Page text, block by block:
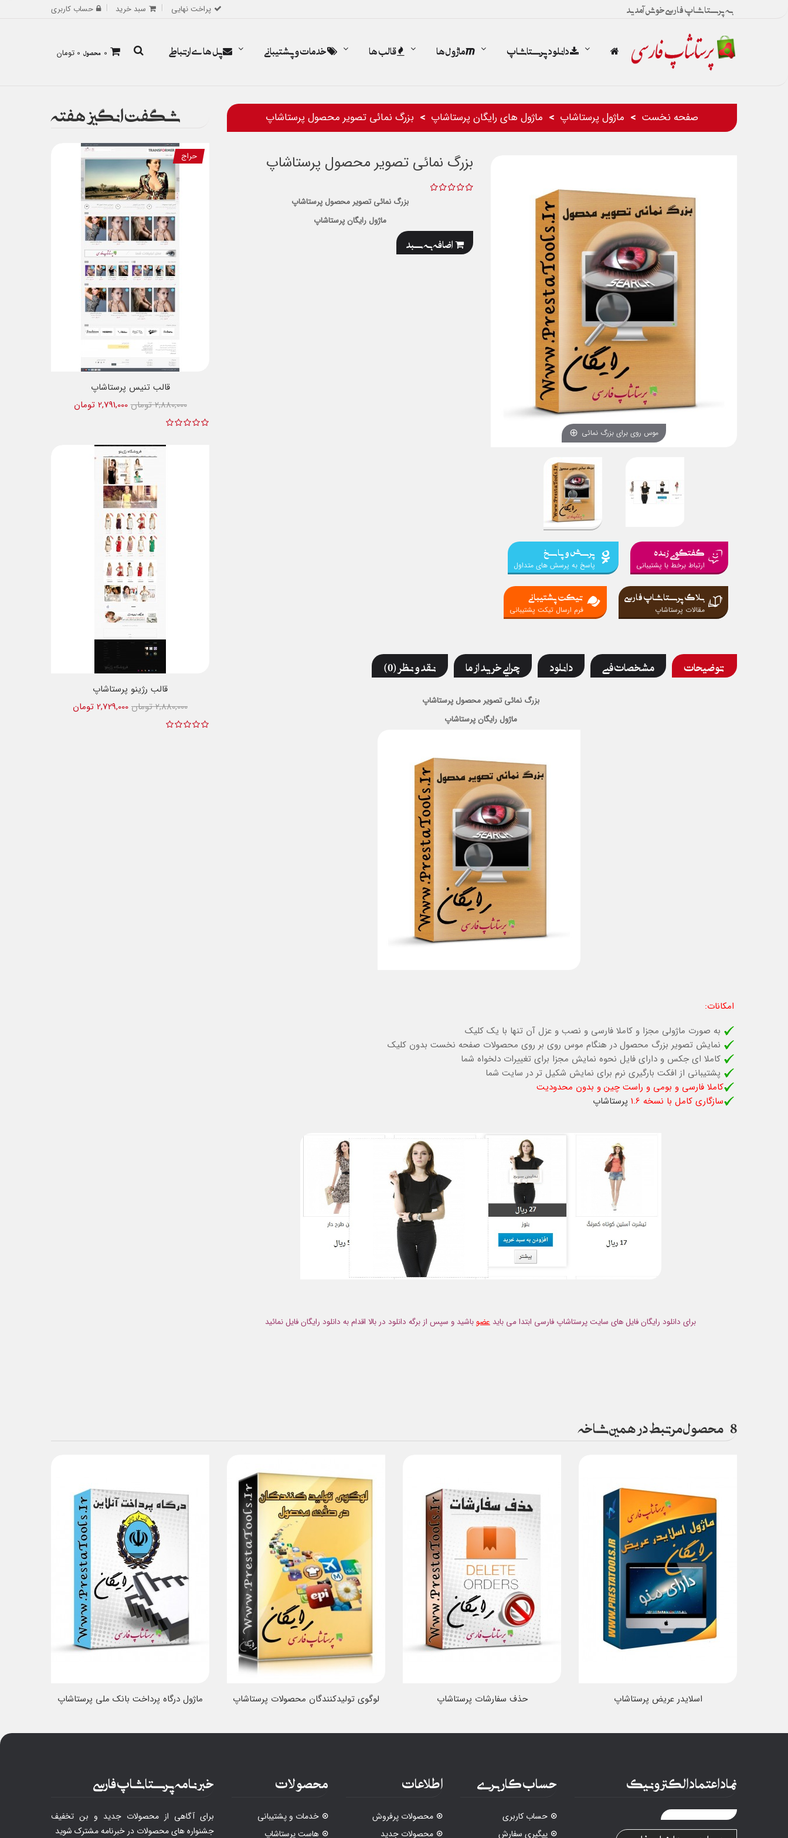
به پرستاشاپ فارسی خوش آمدید پراخت نهایی سبد خرید حساب کاربری
0 محصول 0 تومان دانلود پرستاشاپ ماژول ها قالب ها خدمات و پشتیبانی پل های ارتباطی
صفحه نخست ماژول پرستاشاپ ماژول های رایگان پرستاشاپ بزرگ نمائی تصویر محصول پرستاشاپ
موس روی برای بزرگ نمائی
گفتگوی زنده
ارتباط برخط با پشتیبانی
پرسش و پاسخ
پاسخ به پرسش های متداول
بلاگ پرستاشاپ فارسی
مقالات پرستاشاپ
تیکت پشتیبانی
فرم ارسال تیکت پشتیبانی
بزرگ نمائی تصویر محصول پرستاشاپ
بزرگ نمائی تصویر محصول پرستاشاپ
ماژول رایگان پرستاشاپ
اضافه به سبد
توضیحات مشخصات فنی دانلود چرایی خرید از ما نقد و نظر (0)
بزرگ نمائی تصویر محصول پرستاشاپ
ماژول رایگان پرستاشاپ
امکانات:
به صورت ماژولی مجزا و کاملا فارسی و نصب و عزل آن تنها با یک کلیک
نمایش تصویر بزرگ محصول در هنگام موس روی بر روی محصولات صفحه نخست بدون کلیک
کاملا ای جکس و دارای فایل نحوه نمایش مجزا برای تغییرات دلخواه شما
پشتیبانی از افکت بارگیری نرم برای نمایش شکیل تر در سایت شما
کاملا فارسی و بومی و راست چین و بدون محدودیت
سازگاری کامل با نسخه 1.6
پرستاشاپ
برای دانلود رایگان فایل های سایت پرستاشاپ فارسی ابتدا می باید عضوباشید و سپس از برگه دانلود در بالا اقدام به دانلود رایگان فایل نمائید
شگفت انگیز هفته
حراج
قالب تنیس پرستاشاپ
2,791,000 تومان
2,880,000 تومان
قالب رژینو پرستاشاپ
2,729,000 تومان
2,880,000 تومان
8 محصول مرتبط در همین شاخه
ماژول درگاه پرداخت بانک ملی پرستاشاپ لوگوی تولیدکنندگان محصولات پرستاشاپ حذف سفارشات پرستاشاپ اسلایدر عریض پرستاشاپ
نماد اعتماد الکترونیک حساب کاربری
حساب کاربری
پیگیری سفارش
اطلاعات
محصولات پرفروش
محصولات جدید
محصولات
خدمات و پشتیبانی
هاست پرستاشاپ
خبرنامه پرستاشاپ فارسی
برای آگاهی از محصولات جدید و بن تخفیف
جشنواره های محصولات در خبرنامه مشترک شوید